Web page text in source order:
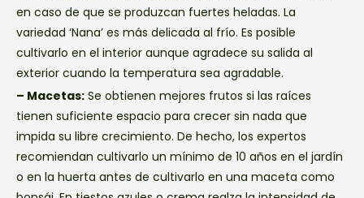
en caso de que se produzcan fuertes heladas. La
variedad ‘Nana’ es más delicada al frío. Es posible
cultivarlo en el interior aunque agradece su salida al
exterior cuando la temperatura sea agradable.
– Macetas: Se obtienen mejores frutos si las raíces
tienen suficiente espacio para crecer sin nada que
impida su libre crecimiento. De hecho, los expertos
recomiendan cultivarlo un mínimo de 10 años en el jardín
o en la huerta antes de cultivarlo en una maceta como